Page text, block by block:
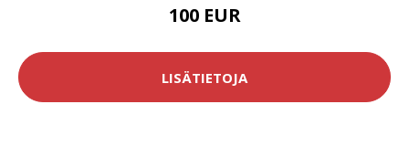
100 EUR
LISÄTIETOJA